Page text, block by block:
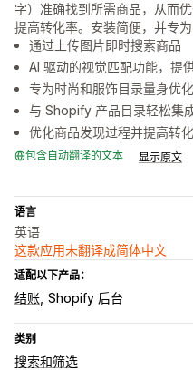
字）准确找到所需商品，从而
提高转化率。安装简便，并专
通过上传图片即时搜索商品
AI 驱动的视觉匹配功能，提
专为时尚和服饰目录量身优化
与 Shopify 产品目录轻松集
优化商品发现过程并提高转
包含自动翻译的文本 显示原文
语言
英语
这款应用未翻译成简体中文
适配以下产品：
结账 Shopify 后台
类别
搜索和筛选